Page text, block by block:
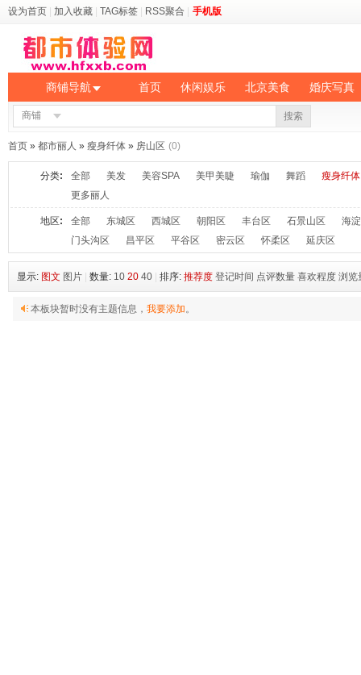
设为首页 加入收藏 TAG标签 RSS聚合 手机版
商铺导航 首页 休闲娱乐 北京美食 婚庆写真
商铺 搜索
首页 » 都市丽人 » 瘦身纤体 » 房山区 (0)
分类: 全部 美发 美容SPA 美甲美睫 瑜伽 舞蹈
瘦身纤体
更多丽人
地区: 全部 东城区 西城区 朝阳区 丰台区 石景山区
海
门头沟区
昌平区 平谷区 密云区 怀柔区 延庆区
显示: 图文 图片 数量: 10 20 40 排序: 推荐度 登记时间 点评数量 喜欢程度 浏览
本板块暂时没有主题信息， 我要添加。